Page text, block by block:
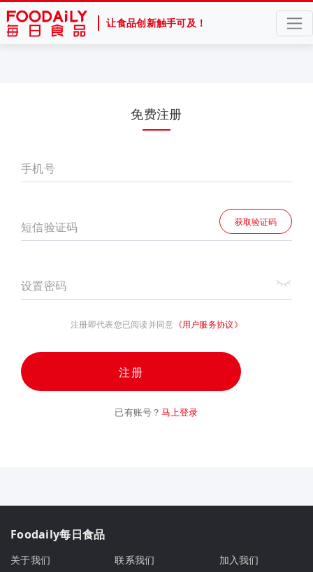
让食品创新触手可及！
免费注册
手机号
短信验证码 获取验证码
设置密码
注册即代表您已阅读并同意 《用户服务协议》
注册
已有账号？ 马上登录
Foodaily每日食品
关于我们 联系我们
加入我们